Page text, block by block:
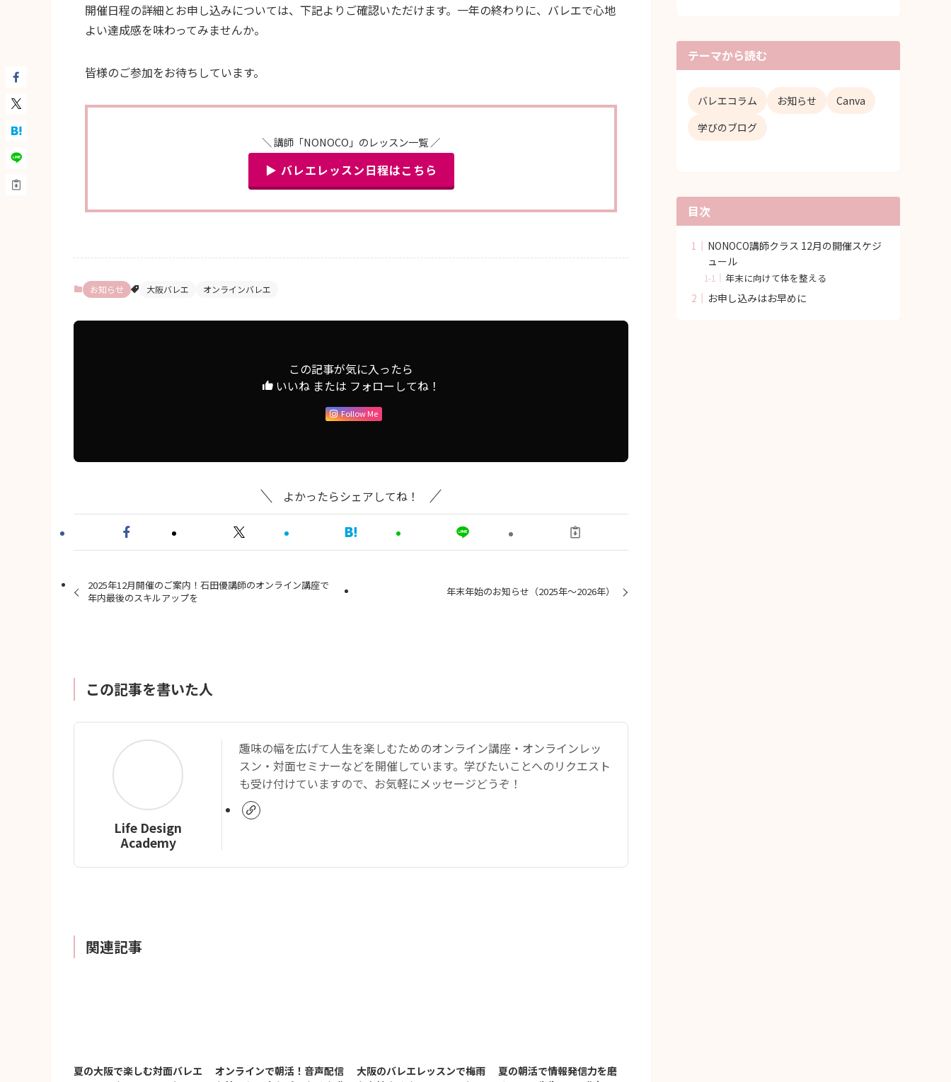
開催日程の詳細とお申し込みについては、下記よりご確認いただけます。一年の終わりに、バレエで心地
よい達成感を味わってみませんか。
皆様のご参加をお待ちしています。
＼ 講師「NONOCO」のレッスン一覧 ／
▶ バレエレッスン日程はこちら
お知らせ 大阪バレエ オンラインバレエ
この記事が気に入ったら
いいね または フォローしてね！
Follow Me
よかったらシェアしてね！
2025年12月開催のご案内！石田優講師のオンライン講座で
年内最後のスキルアップを
年末年始のお知らせ（2025年～2026年）
この記事を書いた人
Life Design
Academy
趣味の幅を広げて人生を楽しむためのオンライン講座・オンラインレッ
スン・対面セミナーなどを開催しています。学びたいことへのリクエスト
も受け付けていますので、お気軽にメッセージどうぞ！
関連記事
夏の大阪で楽しむ対面バレエ
オンラインで朝活！音声配信
大阪のバレエレッスンで梅雨
夏の朝活で情報発信力を磨
テーマから読む
バレエコラム お知らせ
Canva
学びのブログ
目次
NONOCO講師クラス 12月の開催スケジ
ュール
年末に向けて体を整える
お申し込みはお早めに